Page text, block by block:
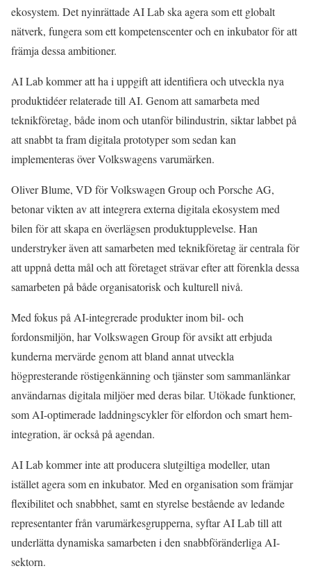
ekosystem. Det nyinrättade AI Lab ska agera som ett globalt
nätverk, fungera som ett kompetenscenter och en inkubator för att
främja dessa ambitioner.
AI Lab kommer att ha i uppgift att identifiera och utveckla nya
produktidéer relaterade till AI. Genom att samarbeta med
teknikföretag, både inom och utanför bilindustrin, siktar labbet på
att snabbt ta fram digitala prototyper som sedan kan
implementeras över Volkswagens varumärken.
Oliver Blume, VD för Volkswagen Group och Porsche AG,
betonar vikten av att integrera externa digitala ekosystem med
bilen för att skapa en överlägsen produktupplevelse. Han
understryker även att samarbeten med teknikföretag är centrala för
att uppnå detta mål och att företaget strävar efter att förenkla dessa
samarbeten på både organisatorisk och kulturell nivå.
Med fokus på AI-integrerade produkter inom bil- och
fordonsmiljön, har Volkswagen Group för avsikt att erbjuda
kunderna mervärde genom att bland annat utveckla
högpresterande röstigenkänning och tjänster som sammanlänkar
användarnas digitala miljöer med deras bilar. Utökade funktioner,
som AI-optimerade laddningscykler för elfordon och smart hem-
integration, är också på agendan.
AI Lab kommer inte att producera slutgiltiga modeller, utan
istället agera som en inkubator. Med en organisation som främjar
flexibilitet och snabbhet, samt en styrelse bestående av ledande
representanter från varumärkesgrupperna, syftar AI Lab till att
underlätta dynamiska samarbeten i den snabbföränderliga AI-
sektorn.